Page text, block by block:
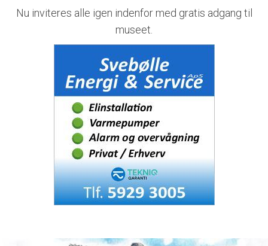
Nu inviteres alle igen indenfor med gratis adgang til
museet.